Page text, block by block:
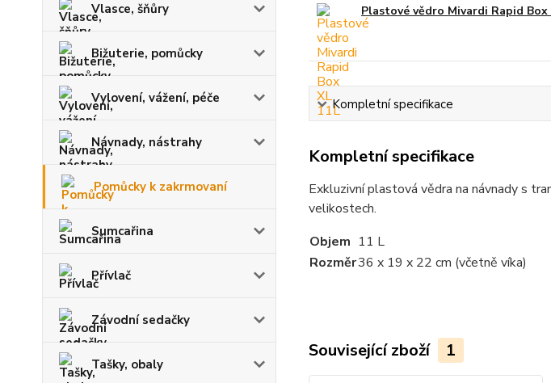
Vlasce, šňůry
Bižuterie, pomůcky
Vylovení, vážení, péče
Návnady, nástrahy
Pomůcky k zakrmovaní
Sumcařina
Přívlač
Závodní sedačky
Tašky, obaly
Plastové vědro Mivardi Rapid Box
Kompletní specifikace
Kompletní specifikace
Exkluzivní plastová vědra na návnady s
velikostech.
Objem 11 L
Rozměr36 x 19 x 22 cm (včetně víka)
Související zboží 1